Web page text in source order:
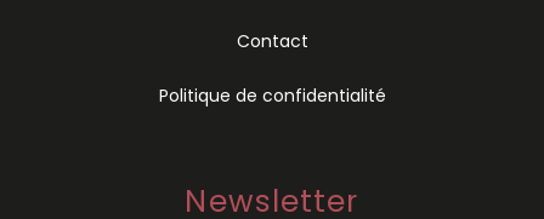
Contact
Politique de confidentialité
Newsletter